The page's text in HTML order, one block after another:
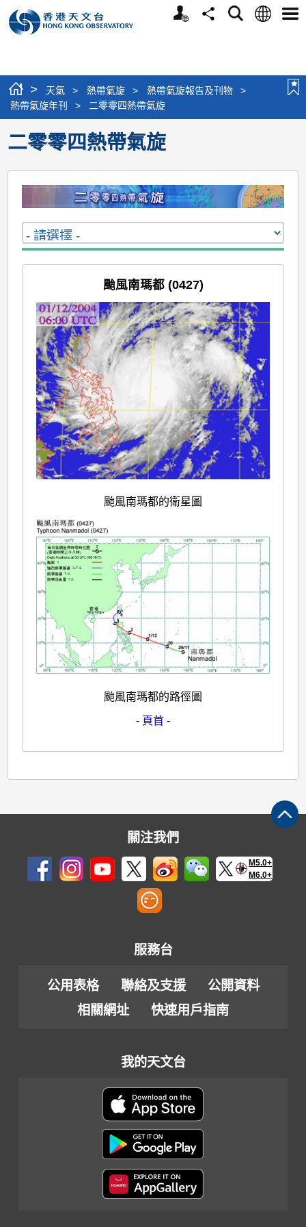
個
分
搜
語
選
> 天氣 > 熱帶氣旋 > 熱帶氣旋報告及刊物
>
熱帶氣旋年刊
> 二零零四熱帶氣旋
二零零四熱帶氣旋
颱風南瑪都 (0427)
颱風南瑪都的衛星圖
颱風南瑪都的路徑圖
- 頁首 -
關注我們
M5.0+
M6.0+
服務台
公用表格 聯絡及支援
公開資料
相關網址
快速用戶指南
我的天文台